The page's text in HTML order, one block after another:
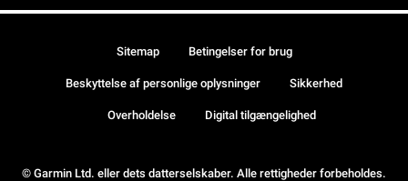
© Garmin Ltd. eller dets datterselskaber. Alle rettigheder forbeholdes.
Sitemap Betingelser for brug
Beskyttelse af personlige oplysninger Sikkerhed
Overholdelse Digital tilgængelighed